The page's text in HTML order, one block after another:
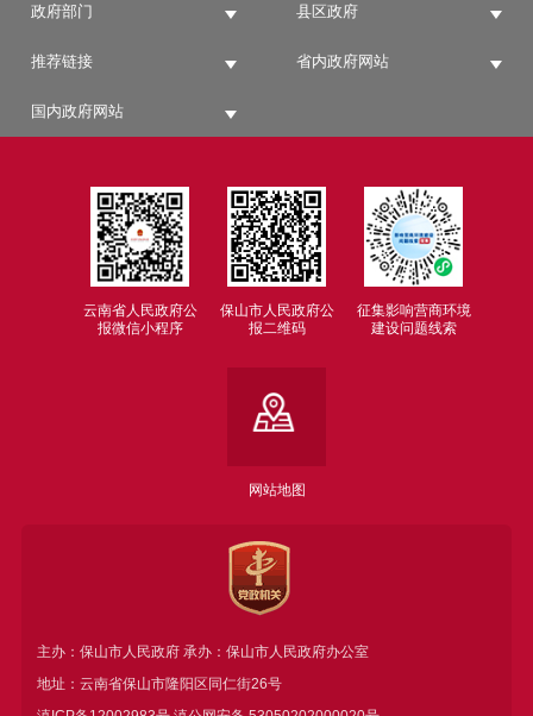
政府部门 县区政府
推荐链接 省内政府网站
国内政府网站
云南省人民政府公
报微信小程序
保山市人民政府公
报二维码
征集影响营商环境
建设问题线索
网站地图
主办：保山市人民政府 承办：保山市人民政府办公室
地址：云南省保山市隆阳区同仁街26号